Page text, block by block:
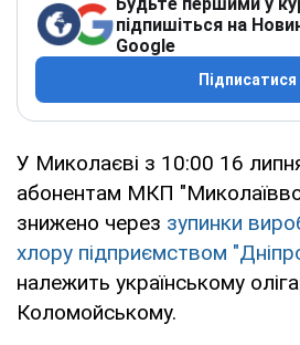
підпишіться на
Google
Підписатися
У Миколаєві з 10:00 16
абонентам МКП
знижено через зупинки
хлору підприємством
належить українському
Коломойському.